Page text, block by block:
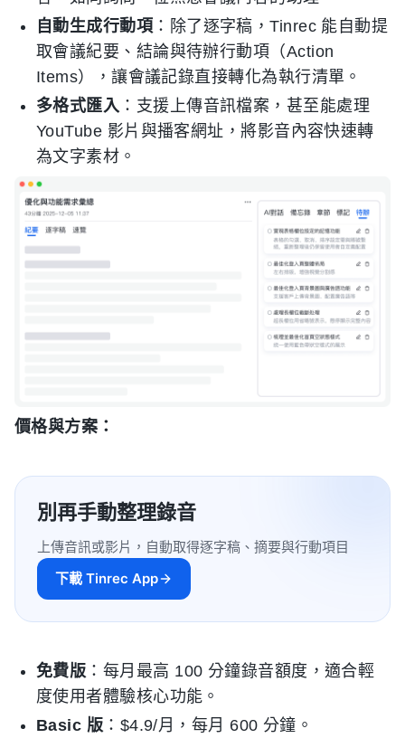
自動生成行動項 ：除了逐字稿，Tinrec 能自動提
取會議紀要、結論與待辦行動項（Action
Items），讓會議記錄直接轉化為執行清單。
多格式匯入 ：支援上傳音訊檔案，甚至能處理
YouTube 影片與播客網址，將影音內容快速轉
為文字素材。
價格與方案：
別再手動整理錄音
上傳音訊或影片，自動取得逐字稿、摘要與行動項目
下載 Tinrec App
免費版 ：每月最高 100 分鐘錄音額度，適合輕
度使用者體驗核心功能。
Basic 版 ：$4.9/月，每月 600 分鐘。